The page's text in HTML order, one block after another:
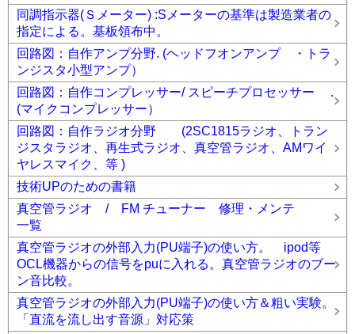
同調指示器(Ｓメーター) :Sメーターの基準は製造業者の
指定による。基板領布中。
回路図：自作アンプ分野. (ヘッドフオンアンプ ・トラ
ンジスタ小型アンプ）
回路図：自作コンプレッサー/ スピーチプロセッサー .
(マイクコンプレッサー）
回路図：自作ラジオ分野 (2SC1815ラジオ、トラン
ジスタラジオ、再生式ラジオ、真空管ラジオ、AMワイ
ヤレスマイク、等 )
技術UPのための書籍
真空管ラジオ / FM チューナー 修理・メンテ
一覧
真空管ラジオの外部入力(PU端子)の使い方。 ipod等
OCL機器からの信号をpuに入れる。真空管ラジオのブー
ン音比較。
真空管ラジオの外部入力(PU端子)の使い方＆粗い実験。
「直流を流し出す音源」対応策